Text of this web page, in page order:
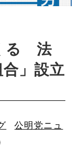
る 法
」設立
公明党ニュ